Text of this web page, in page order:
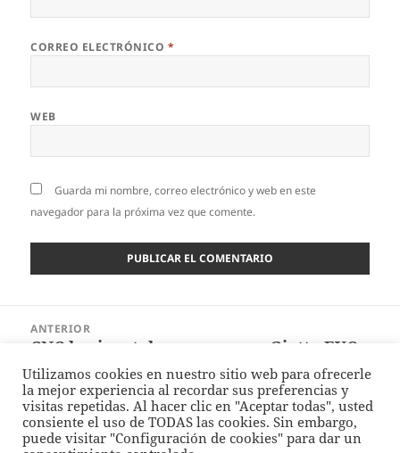
CORREO ELECTRÓNICO *
WEB
Guarda mi nombre, correo electrónico y web en este
navegador para la próxima vez que comente.
ANTERIOR
Entrada
anterior:
CNC horizontal para espuma Giotto EVO
de FEMA
SIGUIENTE
Entrada
Estaremos en PLASTIMAGEN® MÉXICO
Utilizamos cookies en nuestro sitio web para ofrecerle
la mejor experiencia al recordar sus preferencias y
visitas repetidas. Al hacer clic en "Aceptar todas", usted
consiente el uso de TODAS las cookies. Sin embargo,
puede visitar "Configuración de cookies" para dar un